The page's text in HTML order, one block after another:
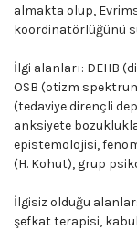
almakta olup,
koordinatörlüğünü
İlgi alanları: DEHB
OSB (otizm
(tedaviye dirençli
anksiyete
epistemolojisi,
(H. Kohut), grup
İlgisiz olduğu
şefkat terapisi,